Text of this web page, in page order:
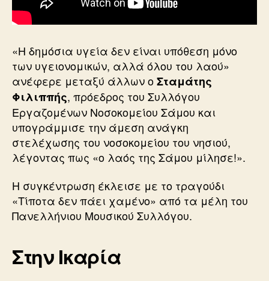
«Η δημόσια υγεία δεν είναι υπόθεση μόνο
των υγειονομικών, αλλά όλου του λαού»
ανέφερε μεταξύ άλλων οΣταμάτης
Φιλιππής, πρόεδρος του Συλλόγου
Εργαζομένων Νοσοκομείου Σάμου και
υπογράμμισε την άμεση ανάγκη
στελέχωσης του νοσοκομείου του νησιού,
λέγοντας πως «ο λαός της Σάμου μίλησε!».
Η συγκέντρωση έκλεισε με το τραγούδι
«Τίποτα δεν πάει χαμένο» από τα μέλη του
Πανελλήνιου Μουσικού Συλλόγου.
Στην Ικαρία